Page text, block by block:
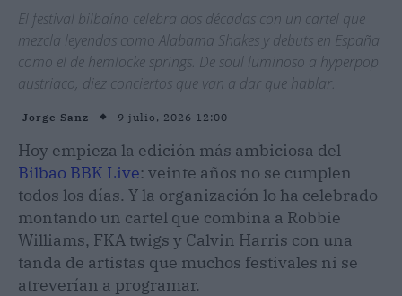
El festival bilbaíno celebra dos décadas con un cartel que
mezcla leyendas como Alabama Shakes y debuts en España
como el de hemlocke springs. De soul luminoso a hyperpop
austriaco, diez conciertos que van a dar que hablar.
Jorge Sanz 9 julio, 2026 12:00
Hoy empieza la edición más ambiciosa del
Bilbao BBK Live: veinte años no se cumplen
todos los días. Y la organización lo ha celebrado
montando un cartel que combina a Robbie
Williams, FKA twigs y Calvin Harris con una
tanda de artistas que muchos festivales ni se
atreverían a programar.